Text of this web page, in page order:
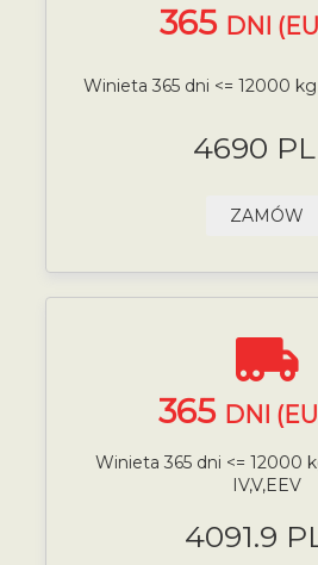
365 DNI
Winieta 365 dni <= 12000
4690
ZAMÓW
365 DNI
Winieta 365 dni <= 12000
IV,V,EEV
4091.9